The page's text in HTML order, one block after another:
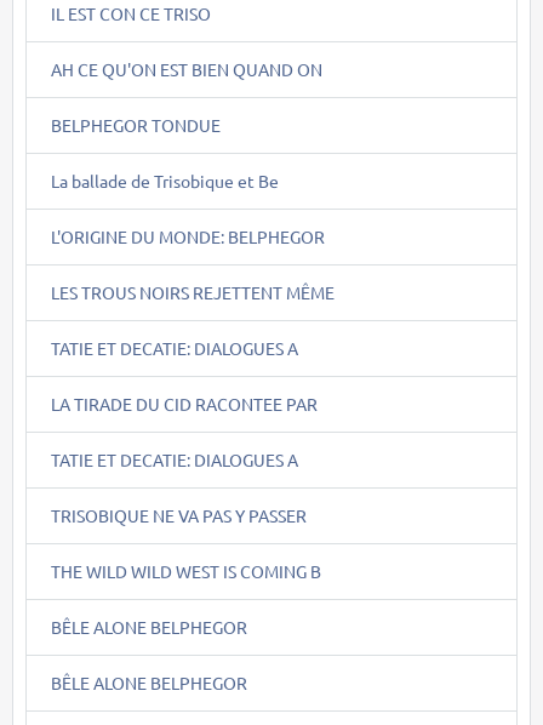
IL EST CON CE TRISO
AH CE QU'ON EST BIEN QUAND ON
BELPHEGOR TONDUE
La ballade de Trisobique et Be
L'ORIGINE DU MONDE: BELPHEGOR
LES TROUS NOIRS REJETTENT MÊME
TATIE ET DECATIE: DIALOGUES A
LA TIRADE DU CID RACONTEE PAR
TATIE ET DECATIE: DIALOGUES A
TRISOBIQUE NE VA PAS Y PASSER
THE WILD WILD WEST IS COMING B
BÊLE ALONE BELPHEGOR
BÊLE ALONE BELPHEGOR